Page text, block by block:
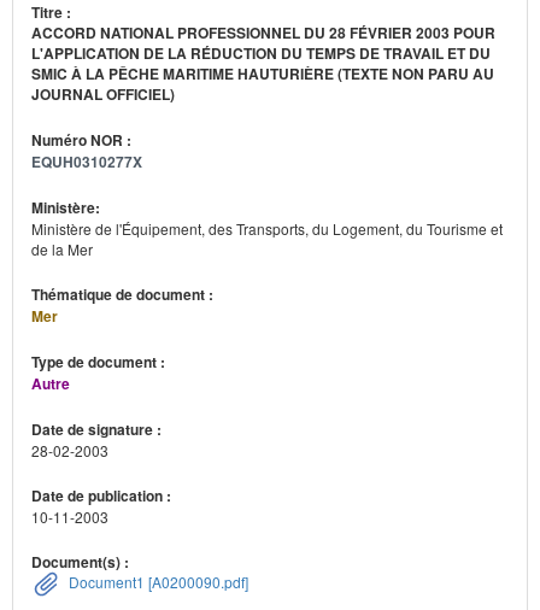
Titre :
ACCORD NATIONAL PROFESSIONNEL DU 28 FÉVRIER 2003 POUR
L'APPLICATION DE LA RÉDUCTION DU TEMPS DE TRAVAIL ET DU
SMIC À LA PÊCHE MARITIME HAUTURIÈRE (TEXTE NON PARU AU
JOURNAL OFFICIEL)
Numéro NOR :
EQUH0310277X
Ministère:
Ministère de l'Équipement, des Transports, du Logement, du Tourisme et
de la Mer
Thématique de document :
Mer
Type de document :
Autre
Date de signature :
28-02-2003
Date de publication :
10-11-2003
Document(s) :
Document1 [A0200090.pdf]